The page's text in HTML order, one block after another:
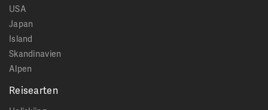
USA
Japan
Island
Skandinavien
Alpen
Reisearten